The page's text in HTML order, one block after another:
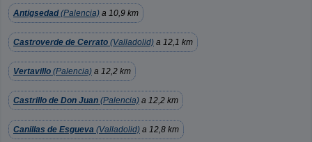
Antigsedad(Palencia) a 10,9 km
Castroverde de Cerrato (Valladolid) a 12,1 km
Vertavillo (Palencia) a 12,2 km
Castrillo de Don Juan (Palencia) a 12,2 km
Canillas de Esgueva (Valladolid) a 12,8 km